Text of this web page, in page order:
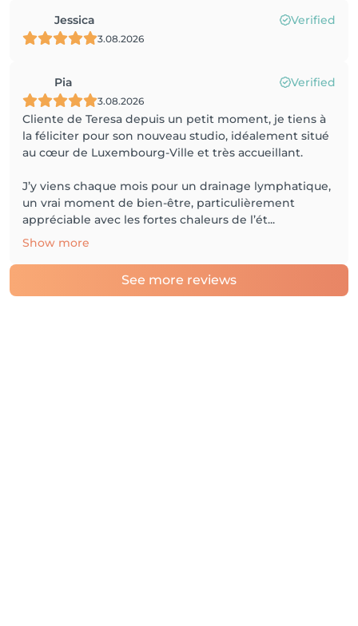
Jessica Verified
3.08.2026
Pia Verified
3.08.2026
Cliente de Teresa depuis un petit moment, je tiens à
la féliciter pour son nouveau studio, idéalement situé
au cœur de Luxembourg-Ville et très accueillant.
J’y viens chaque mois pour un drainage lymphatique,
un vrai moment de bien-être, particulièrement
appréciable avec les fortes chaleurs de l’ét...
Show more
See more reviews